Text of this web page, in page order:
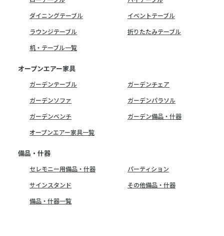
ダイニングテーブル
イベントテーブル
ラウンジテーブル
折りたたみテーブル
机・テーブル一覧
オープンエアー家具
ガーデンテーブル
ガーデンチェア
ガーデンソファ
ガーデンパラソル
ガーデンベンチ
ガーデン備品・什器
オープンエアー家具一覧
備品・什器
セレモニー用備品・什器
パーティション
サインスタンド
その他備品・什器
備品・什器一覧